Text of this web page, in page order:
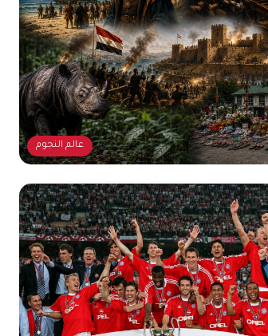
عالم النجوم